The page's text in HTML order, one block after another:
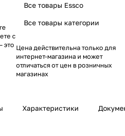
с
это
Все товары Essco
Все товары категории
Цена действительна только для
интернет-магазина и может
отличаться от цен в розничных
магазинах
Характеристики